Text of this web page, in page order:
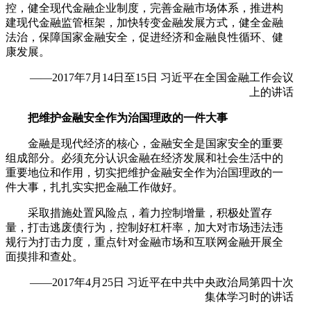
控，健全现代金融企业制度，完善金融市场体系，推进构
建现代金融监管框架，加快转变金融发展方式，健全金融
法治，保障国家金融安全，促进经济和金融良性循环、健
康发展。
——2017年7月14日至15日 习近平在全国金融工作会议
上的讲话
把维护金融安全作为治国理政的一件大事
金融是现代经济的核心，金融安全是国家安全的重要
组成部分。必须充分认识金融在经济发展和社会生活中的
重要地位和作用，切实把维护金融安全作为治国理政的一
件大事，扎扎实实把金融工作做好。
采取措施处置风险点，着力控制增量，积极处置存
量，打击逃废债行为，控制好杠杆率，加大对市场违法违
规行为打击力度，重点针对金融市场和互联网金融开展全
面摸排和查处。
——2017年4月25日 习近平在中共中央政治局第四十次
集体学习时的讲话